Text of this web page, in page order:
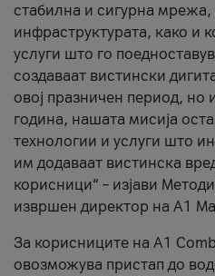
стабилна и сигурна мрежа,
инфраструктурата, како и
услуги што го
создаваат вистински
овој празничен период, но
година, нашата мисија
технологии и услуги што
им додаваат вистинска
корисници“ – изјави
извршен директор на А1
За корисниците на A1
овозможува пристап до